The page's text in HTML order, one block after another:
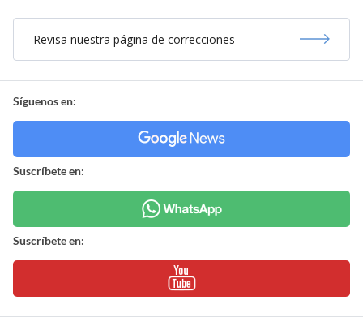
Revisa nuestra página de correcciones
Síguenos en:
Suscríbete en:
Suscríbete en: